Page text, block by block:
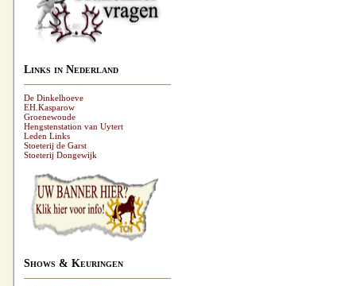
Links in Nederland
De Dinkelhoeve
EH.Kasparow
Groenewoude
Hengstenstation van Uytert
Leden Links
Stoeterij de Garst
Stoeterij Dongewijk
Shows & Keuringen